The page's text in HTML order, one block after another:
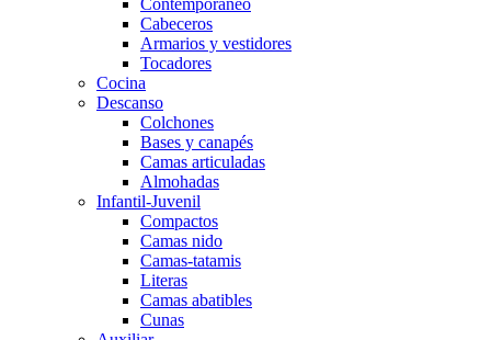
Cabeceros
Armarios y vestidores
Tocadores
Cocina
Descanso
Colchones
Bases y canapés
Camas articuladas
Almohadas
Infantil-Juvenil
Compactos
Camas nido
Camas-tatamis
Literas
Camas abatibles
Cunas